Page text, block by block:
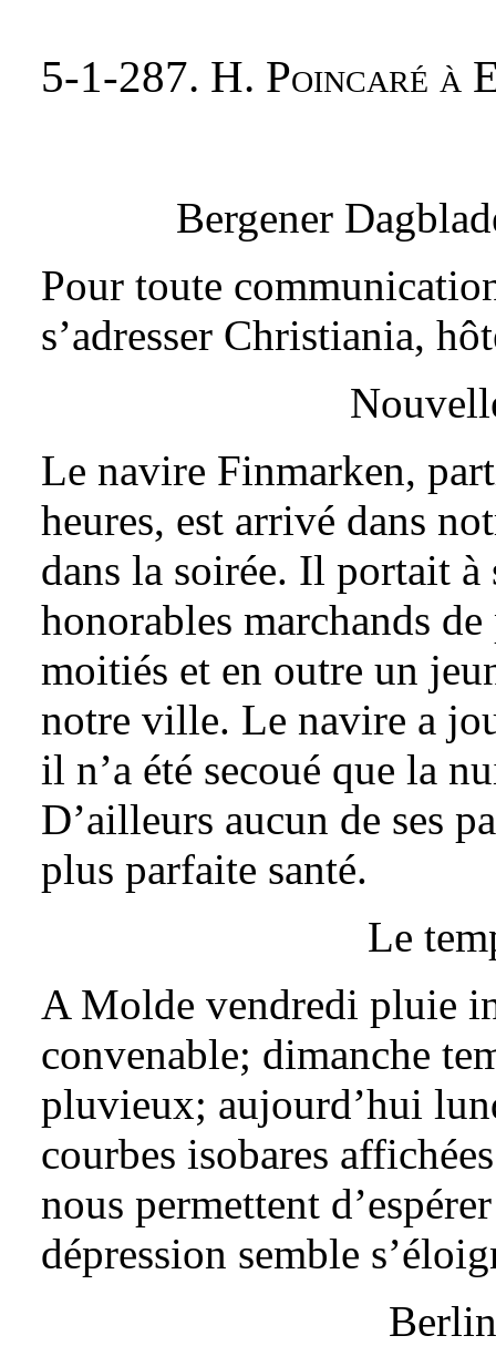
5-1-287. H. Poincaré à
Bergener
Pour toute
s’adresser Christiania,
Le navire Finmarken,
heures, est arrivé dans
dans la soirée. Il portait
honorables marchands
moitiés et en outre un
notre ville. Le navire a
il n’a été secoué que la
D’ailleurs aucun de ses
plus parfaite santé.
Le
A Molde vendredi pluie
convenable; dimanche
pluvieux; aujourd’hui
courbes isobares
nous permettent
dépression semble